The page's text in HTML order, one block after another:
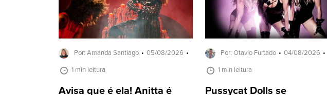
Por: Amanda Santiago 05/08/2026
1 min leitura
Avisa que é ela! Anitta é
Por: Otavio Furtado 04/08/2026
1 min leitura
Pussycat Dolls se